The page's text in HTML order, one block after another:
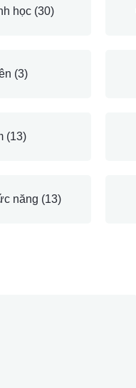
học (30)
(3)
(13)
năng (13)